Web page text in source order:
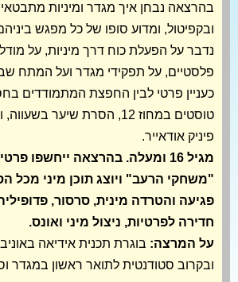
בהרצאה נבחן איך מגדר ומיניות
ובקפיטול, ומדוע סופו של כל מפגש
נדבר על הפעלת כוח דרך מיניות, על מודל
פלסטיים, על תפקידי מגדר ועל המתח
כעניין פרטי לבין החפצת המתמודדים
טוסטים במחוז 12, הסרת שיער
פיניק אודאייר.
מגיל 16 ומעלה. בהרצאה ייחשפו
"משחקי הרעב" ויוצג תוכן מיני מכל
פגיעה והטרדה מינית, סרסור,
חדירה לפרטיות, ניצול מיני ואונס.
על המרצה: בוגרת תכנית אידיאה
ובקרוב סטודנטית לתואר ראשון במגדר